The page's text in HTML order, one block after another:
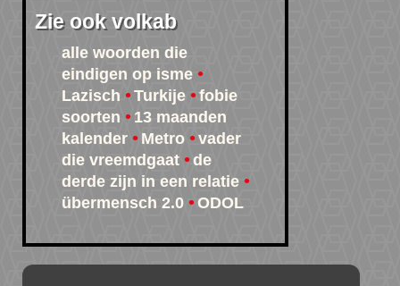
Zie ook volkab
alle woorden die
eindigen op isme
Lazisch
Turkije
fobie
soorten
13 maanden
kalender
Metro
vader
die vreemdgaat
de
derde zijn in een relatie
übermensch 2.0
ODOL